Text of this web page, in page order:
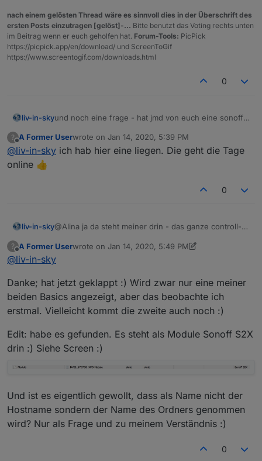
nach einem gelösten Thread wäre es sinnvoll dies in der Überschrift des
ersten Posts einzutragen [gelöst]-... Bitte benutzt das Voting rechts unten
im Beitrag wenn er euch geholfen hat. Forum-Tools: PicPick
https://picpick.app/en/download/ und ScreenToGif
https://www.screentogif.com/downloads.html
0
liv-in-skyund noch eine frage - hat jmd von euch eine sonoff
?
Offline
A Former Userwrote on Jan 14, 2020, 5:39 PM
last edited by
@liv-in-sky ich hab hier eine liegen. Die geht die Tage
online 👍
0
liv-in-sky@Alina ja da steht meiner drin - das ganze controll-
mache dir einfach unter "0_userdata.0" einen
eigenen datenpunkt (typ: zeichenkette)- z.b
dann nimmst du deinen datenpunkt z.b
"0_userdata.0.SonoffTabelle" und diesen setzt du im
script unter let dpVIS ein
in der vis gehört auch dein dp rein - nur in klammern
{0_userdata.0.SonoffTabelle}
?
Offline
A Former Userwrote on Jan 14, 2020, 5:49 PM
last edited by A Former UserJan 14, 2020, 6:58 PM
@liv-in-sky
Danke; hat jetzt geklappt :) Wird zwar nur eine meiner
beiden Basics angezeigt, aber das beobachte ich
erstmal. Vielleicht kommt die zweite auch noch :)
Edit: habe es gefunden. Es steht als Module Sonoff S2X
drin :) Siehe Screen :)
Und ist es eigentlich gewollt, dass als Name nicht der
Hostname sondern der Name des Ordners genommen
wird? Nur als Frage und zu meinem Verständnis :)
0